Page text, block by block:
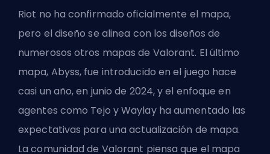
Riot no ha confirmado oficialmente el mapa,
pero el diseño se alinea con los diseños de
numerosos otros mapas de Valorant. El último
mapa, Abyss, fue introducido en el juego hace
casi un año, en junio de 2024, y el enfoque en
agentes como Tejo y Waylay ha aumentado las
expectativas para una actualización de mapa.
La comunidad de Valorant piensa que el mapa